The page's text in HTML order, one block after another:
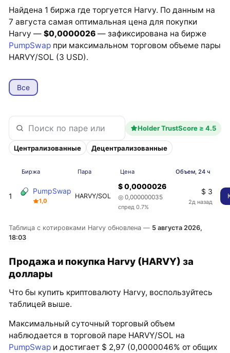
Найдена 1 биржа где торгуется Harvy. По данным на
7 августа самая оптимальная цена для покупки
Harvy —$0,0000026 — зафиксирована на бирже
PumpSwap при максимальном торговом объеме пары
HARVY/SOL (3 USD).
Все
Holder TrustScore ≥ 4.5
Централизованные Децентрализованные
Биржа Пара Цена Объем, 24 ч
1
PumpSwap
1,0
HARVY/SOL
$ 0,0000026
◎ 0,000000035
спред 0.7%
$ 3
2д назад
Таблица с котировками Harvy обновлена — 5 августа 2026,
18:03
Продажа и покупка Harvy (HARVY) за
доллары
Что бы купить криптовалюту Harvy, воспользуйтесь
таблицей выше.
Максимальный суточный торговый объем
наблюдается в торговой паре HARVY/SOL на
PumpSwap и достигает $ 2,97 (0,0000046% от общих